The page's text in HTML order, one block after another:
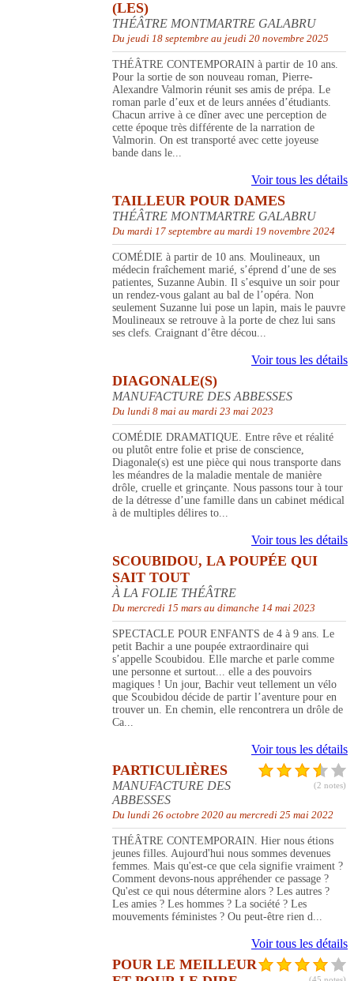
(LES)
THÉÂTRE MONTMARTRE GALABRU
Du jeudi 18 septembre au jeudi 20 novembre 2025
THÉÂTRE CONTEMPORAIN à partir de 10 ans.
Pour la sortie de son nouveau roman, Pierre-
Alexandre Valmorin réunit ses amis de prépa. Le
roman parle d’eux et de leurs années d’étudiants.
Chacun arrive à ce dîner avec une perception de
cette époque très différente de la narration de
Valmorin. On est transporté avec cette joyeuse
bande dans le...
Voir tous les détails
TAILLEUR POUR DAMES
THÉÂTRE MONTMARTRE GALABRU
Du mardi 17 septembre au mardi 19 novembre 2024
COMÉDIE à partir de 10 ans. Moulineaux, un
médecin fraîchement marié, s’éprend d’une de ses
patientes, Suzanne Aubin. Il s’esquive un soir pour
un rendez-vous galant au bal de l’opéra. Non
seulement Suzanne lui pose un lapin, mais le pauvre
Moulineaux se retrouve à la porte de chez lui sans
ses clefs. Craignant d’être décou...
Voir tous les détails
DIAGONALE(S)
MANUFACTURE DES ABBESSES
Du lundi 8 mai au mardi 23 mai 2023
COMÉDIE DRAMATIQUE. Entre rêve et réalité
ou plutôt entre folie et prise de conscience,
Diagonale(s) est une pièce qui nous transporte dans
les méandres de la maladie mentale de manière
drôle, cruelle et grinçante. Nous passons tour à tour
de la détresse d’une famille dans un cabinet médical
à de multiples délires to...
Voir tous les détails
SCOUBIDOU, LA POUPÉE QUI
SAIT TOUT
À LA FOLIE THÉÂTRE
Du mercredi 15 mars au dimanche 14 mai 2023
SPECTACLE POUR ENFANTS de 4 à 9 ans. Le
petit Bachir a une poupée extraordinaire qui
s’appelle Scoubidou. Elle marche et parle comme
une personne et surtout... elle a des pouvoirs
magiques ! Un jour, Bachir veut tellement un vélo
que Scoubidou décide de partir l’aventure pour en
trouver un. En chemin, elle rencontrera un drôle de
Ca...
Voir tous les détails
(2 notes)
PARTICULIÈRES
MANUFACTURE DES
ABBESSES
Du lundi 26 octobre 2020 au mercredi 25 mai 2022
THÉÂTRE CONTEMPORAIN. Hier nous étions
jeunes filles. Aujourd'hui nous sommes devenues
femmes. Mais qu'est-ce que cela signifie vraiment ?
Comment devons-nous appréhender ce passage ?
Qu'est ce qui nous détermine alors ? Les autres ?
Les amies ? Les hommes ? La société ? Les
mouvements féministes ? Ou peut-être rien d...
Voir tous les détails
POUR LE MEILLEUR